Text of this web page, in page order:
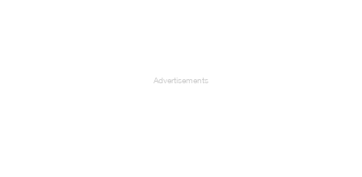
Advertisements